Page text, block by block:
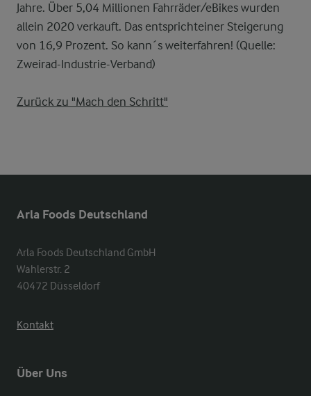
Jahre. Über 5,04 Millionen Fahrräder/eBikes wurden
allein 2020 verkauft. Das entsprichteiner Steigerung
von 16,9 Prozent. So kann´s weiterfahren! (Quelle:
Zweirad-Industrie-Verband)
Zurück zu "Mach den Schritt"
Arla Foods Deutschland
Arla Foods Deutschland GmbH
Wahlerstr. 2
40472 Düsseldorf
Kontakt
Über Uns